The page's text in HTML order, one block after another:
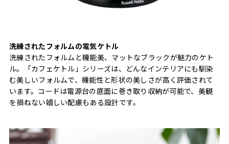
洗練されたフォルムの電気ケトル
洗練されたフォルムと機能美、マットなブラックが魅力のケト
ル。「カフェケトル」シリーズは、どんなインテリアにも馴染
む美しいフォルムで、機能性と形状の美しさが高く評価されて
います。コードは電源台の底面に巻き取り収納が可能で、美観
を損ねない嬉しい配慮もある設計です。